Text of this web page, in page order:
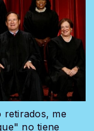
retirados, me
no tiene